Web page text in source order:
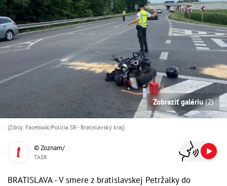
Zobraziť galériu(2)
(Zdroj: Facebook/Polícia SR - Bratislavský kraj)
© Zoznam/
TASR
BRATISLAVA - V smere z bratislavskej Petržalky do